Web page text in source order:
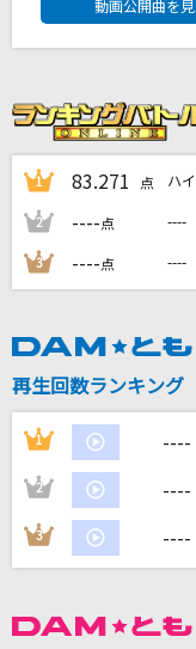
back number
カ
動画公開曲を見
1 83.271 点 ハ
2 ----点 ----
3 ----点 ----
再生回数ランキング
1 ----
2 ----
3 ----